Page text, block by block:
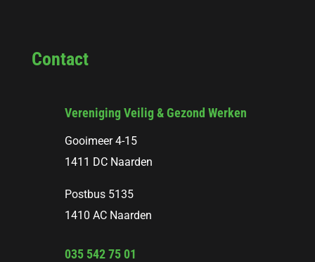
Contact
Vereniging Veilig & Gezond Werken
Gooimeer 4-15
1411 DC Naarden
Postbus 5135
1410 AC Naarden
035 542 75 01